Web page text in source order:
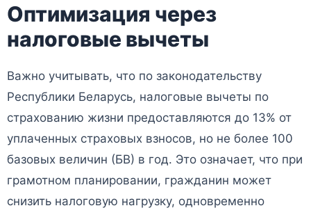
Оптимизация через
налоговые вычеты
Важно учитывать, что по законодательству
Республики Беларусь, налоговые вычеты по
страхованию жизни предоставляются до 13% от
уплаченных страховых взносов, но не более 100
базовых величин (БВ) в год. Это означает, что при
грамотном планировании, гражданин может
снизить налоговую нагрузку, одновременно